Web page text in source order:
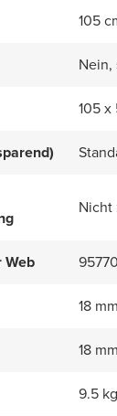
105
Nein,
105 x
Nicht
95770
18 mm
18 mm
9.5 kg